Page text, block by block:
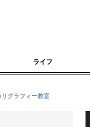
ライフ
グラフィー教室